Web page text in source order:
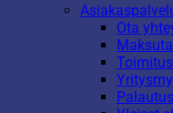
Ota
Palautus